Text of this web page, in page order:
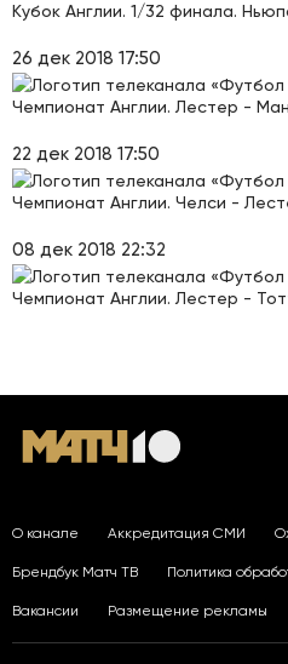
Кубок Англии. 1/32 финала.
26 дек 2018 17:50
Чемпионат Англии. Лестер -
22 дек 2018 17:50
Чемпионат Англии. Челси -
08 дек 2018 22:32
Чемпионат Англии. Лестер -
О канале Аккредитация СМИ
Брендбук Матч ТВ Политика
Вакансии Размещение рекламы